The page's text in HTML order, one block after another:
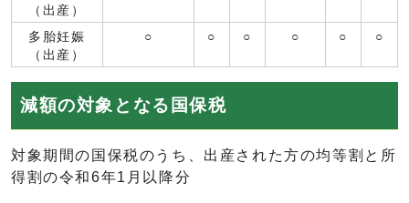
（出産）
多胎妊娠
（出産）
○ ○ ○ ○ ○ ○
減額の対象となる国保税
対象期間の国保税のうち、出産された方の均等割と所
得割の令和6年1月以降分